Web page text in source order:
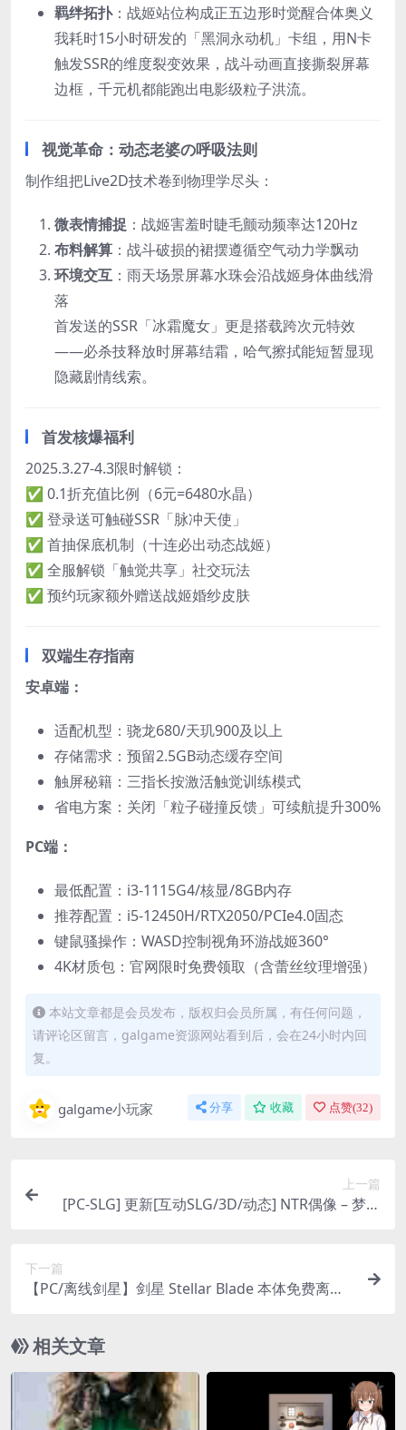
羁绊拓扑：战姬站位构成正五边形时觉醒合体奥义
我耗时15小时研发的「黑洞永动机」卡组，用N卡
触发SSR的维度裂变效果，战斗动画直接撕裂屏幕
边框，千元机都能跑出电影级粒子洪流。
视觉革命：动态老婆の呼吸法则
制作组把Live2D技术卷到物理学尽头：
微表情捕捉 ：战姬害羞时睫毛颤动频率达120Hz
布料解算 ：战斗破损的裙摆遵循空气动力学飘动
环境交互 ：雨天场景屏幕水珠会沿战姬身体曲线滑
落
首发送的SSR「冰霜魔女」更是搭载跨次元特效
——必杀技释放时屏幕结霜，哈气擦拭能短暂显现
隐藏剧情线索。
首发核爆福利
2025.3.27-4.3限时解锁：
✅ 0.1折充值比例（6元=6480水晶）
✅ 登录送可触碰SSR「脉冲天使」
✅ 首抽保底机制（十连必出动态战姬）
✅ 全服解锁「触觉共享」社交玩法
✅ 预约玩家额外赠送战姬婚纱皮肤
双端生存指南
安卓端：​
适配机型：骁龙680/天玑900及以上
存储需求：预留2.5GB动态缓存空间
触屏秘籍：三指长按激活触觉训练模式
省电方案：关闭「粒子碰撞反馈」可续航提升300%
PC端：​
最低配置：i3-1115G4/核显/8GB内存
推荐配置：i5-12450H/RTX2050/PCIe4.0固态
键鼠骚操作：WASD控制视角环游战姬360°
4K材质包：官网限时免费领取（含蕾丝纹理增强）
本站文章都是会员发布，版权归会员所属，有任何问题，
请评论区留言，galgame资源网站看到后，会在24小时内回
复。
galgame小玩家 分享 收藏 点赞(32)
上一篇
[PC-SLG] 更新[互动SLG/3D/动态] NTR偶像 – 梦之
下一篇
【PC/离线剑星】剑星 Stellar Blade 本体免费离线
相关文章